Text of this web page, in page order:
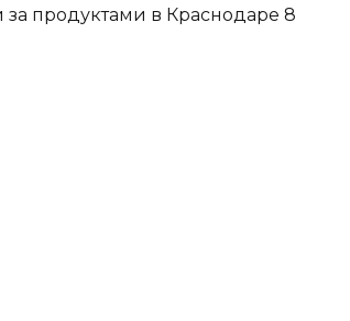
продуктами в Краснодаре 8